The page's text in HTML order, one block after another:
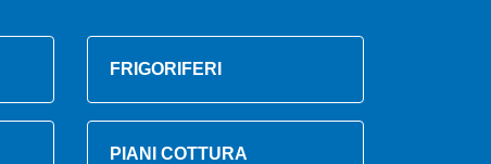
FRIGORIFERI
PIANI COTTURA